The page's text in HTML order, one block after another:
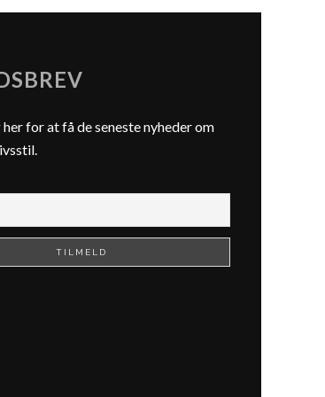
for at få de seneste nyheder om